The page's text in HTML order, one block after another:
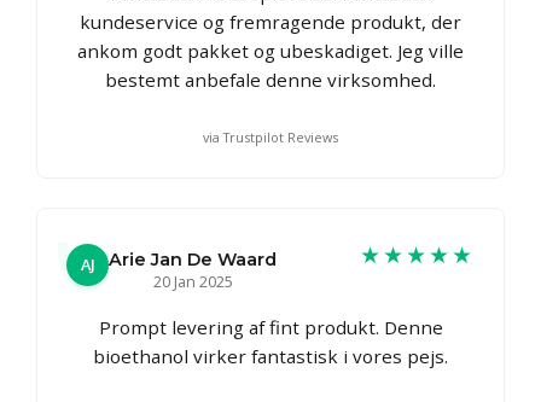
kundeservice og fremragende produkt, der
ankom godt pakket og ubeskadiget. Jeg ville
bestemt anbefale denne virksomhed.
via Trustpilot Reviews
AJ
Arie Jan De Waard
20 Jan 2025
★★★★★
Prompt levering af fint produkt. Denne
bioethanol virker fantastisk i vores pejs.